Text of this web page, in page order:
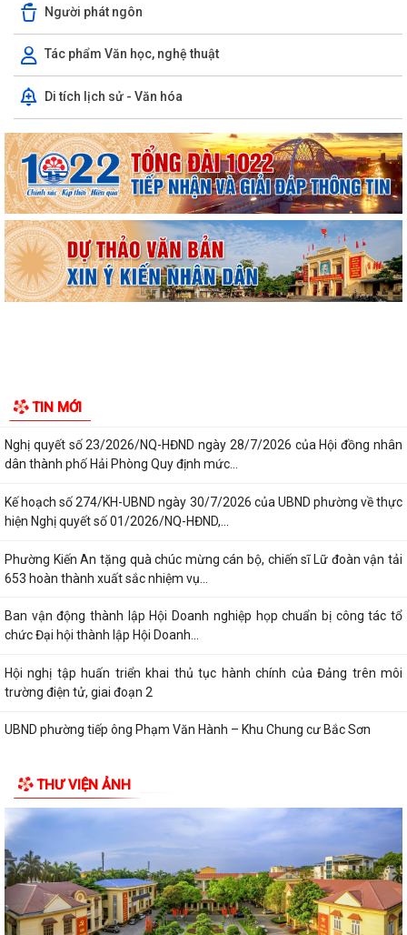
Người phát ngôn
Tác phẩm Văn học, nghệ thuật
Di tích lịch sử - Văn hóa
TIN MỚI
phường dâng hương tưởng niệm đồng...
Công văn số 3385/UBND-KT ngày 29/7/2026 của UBND phường v/v
công khai Quyết định của Chủ tịch Ủy...
Công văn số:3384/UBND-KT ngày 29/7/2026 của UBND phường v/v
công khai Quyết định số 2622/QĐ-UBND...
Nghị quyết số 23/2026/NQ-HĐND ngày 28/7/2026 của Hội đồng nhân
dân thành phố Hải Phòng Quy định mức...
Kế hoạch số 274/KH-UBND ngày 30/7/2026 của UBND phường về thực
hiện Nghị quyết số 01/2026/NQ-HĐND,...
Phường Kiến An tặng quà chúc mừng cán bộ, chiến sĩ Lữ đoàn vận tải
653 hoàn thành xuất sắc nhiệm vụ...
trường điện tử, giai đoạn 2
UBND phường tiếp ông Phạm Văn Hành – Khu Chung cư Bắc Sơn
QUYẾT ĐỊNH Về việc công bố Danh mục thủ tục hành chính mới ban
QUYẾT ĐỊNH Về việc ủy quyền thực hiện nhiệm vụ thuộc thẩm quyền
QUYẾT ĐỊNH Về việc ủy quyền thực hiện nhiệm vụ thuộc thẩm quyền
Tập huấn, bồi dưỡng nghiệp vụ công tác Đảng năm 2026
Công văn số 3360/UBND-KT ngày 28/7/2026 của UBND phường v/v
Công văn số:3358 /UBND-KT ngày 28/7/2026 của UBND phường về
việc đảm bảo nguồn cung xăng dầu trên...
Phường Kiến An tham gia Hội nghị toàn quốc nghiên cứu, học tập,
quán triệt và triển khai thực hiện...
Thông báo số 1289/TB-UBND ngày 28/7/2026 của UBND phường về
việc tổ chức hội nghị đối thoại giữa...
THƯ VIỆN ẢNH